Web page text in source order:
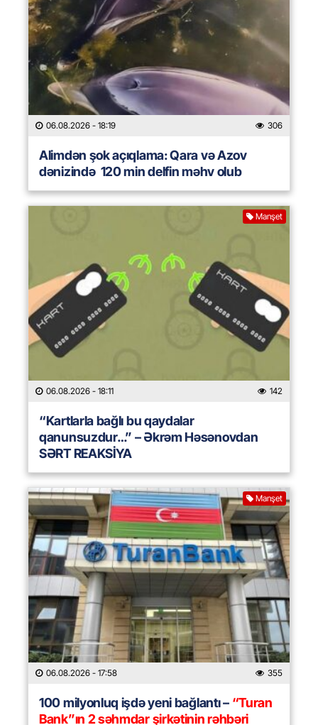
06.08.2026 - 18:19 306
Alimdən şok açıqlama: Qara və Azov
dənizində 120 min delfin məhv olub
Manşet
06.08.2026 - 18:11 142
“Kartlarla bağlı bu qaydalar
qanunsuzdur…” – Əkrəm Həsənovdan
SƏRT REAKSİYA
Manşet
06.08.2026 - 17:58 355
100 milyonluq işdə yeni bağlantı –“Turan
Bank”ın 2 səhmdar şirkətinin rəhbəri